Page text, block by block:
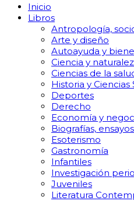
Inicio
Libros
Antropología,
Arte y diseño
Autoayuda y
Ciencia y
Ciencias de la
Historia y Ciencias
Deportes
Derecho
Economía y
Biografías,
Esoterismo
Gastronomía
Infantiles
Investigación
Juveniles
Literatura